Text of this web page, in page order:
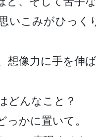
いこみがひっく
想像力に手を伸
どんなこと？
っかに置いて。